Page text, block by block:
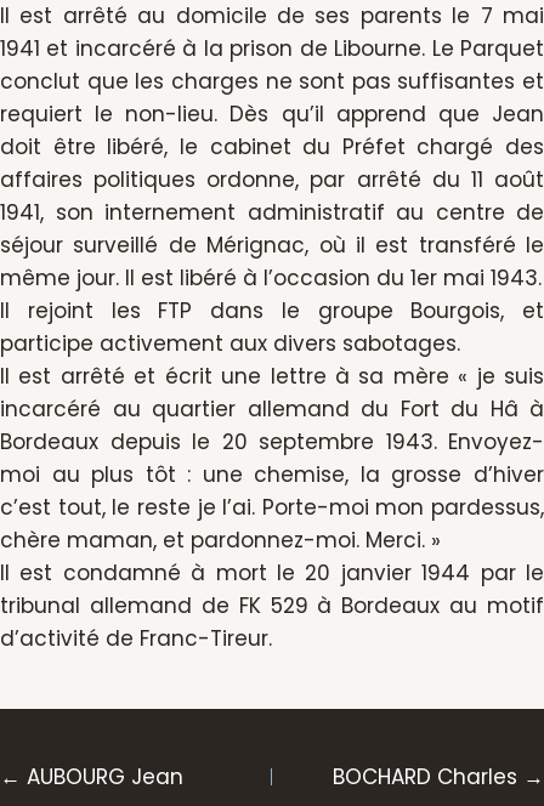
Il est arrêté au domicile de ses parents le 7 mai
1941 et incarcéré à la prison de Libourne. Le Parquet
conclut que les charges ne sont pas suffisantes et
requiert le non-lieu. Dès qu’il apprend que Jean
doit être libéré, le cabinet du Préfet chargé des
affaires politiques ordonne, par arrêté du 11 août
1941, son internement administratif au centre de
séjour surveillé de Mérignac, où il est transféré le
même jour. Il est libéré à l’occasion du 1er mai 1943.
Il rejoint les FTP dans le groupe Bourgois, et
participe activement aux divers sabotages.
Il est arrêté et écrit une lettre à sa mère « je suis
incarcéré au quartier allemand du Fort du Hâ à
Bordeaux depuis le 20 septembre 1943. Envoyez-
moi au plus tôt : une chemise, la grosse d’hiver
c’est tout, le reste je l’ai. Porte-moi mon pardessus,
chère maman, et pardonnez-moi. Merci. »
Il est condamné à mort le 20 janvier 1944 par le
tribunal allemand de FK 529 à Bordeaux au motif
d’activité de Franc-Tireur.
Posts
← AUBOURG Jean BOCHARD Charles →